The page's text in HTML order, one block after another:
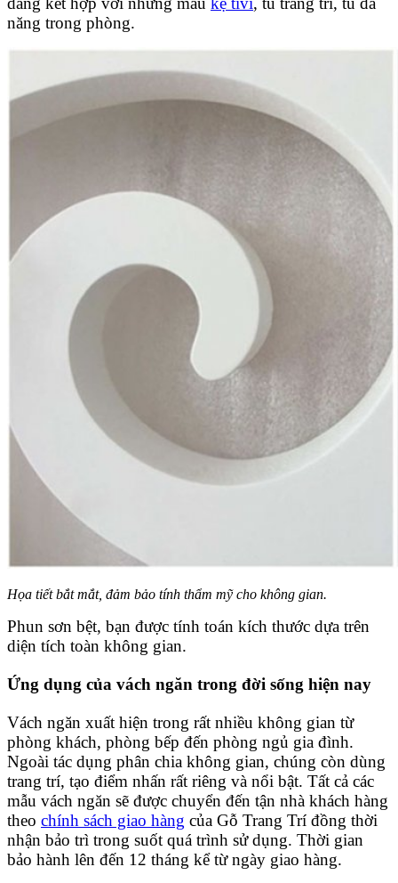
năng trong phòng.
Họa tiết bắt mắt, đảm bảo tính thẩm mỹ cho không gian.
Phun sơn bệt, bạn được tính toán kích thước dựa trên
diện tích toàn không gian.
Ứng dụng của vách ngăn trong đời sống hiện nay
Vách ngăn xuất hiện trong rất nhiều không gian từ
phòng khách, phòng bếp đến phòng ngủ gia đình.
Ngoài tác dụng phân chia không gian, chúng còn dùng
trang trí, tạo điểm nhấn rất riêng và nổi bật. Tất cả các
mẫu vách ngăn sẽ được chuyển đến tận nhà khách hàng
theo chính sách giao hàng của Gỗ Trang Trí đồng thời
nhận bảo trì trong suốt quá trình sử dụng. Thời gian
bảo hành lên đến 12 tháng kể từ ngày giao hàng.